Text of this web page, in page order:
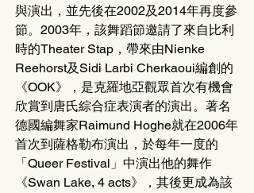
與演出，並先後在2002及2014年再度參
節。2003年，該舞蹈節邀請了來自比利
時的Theater Stap，帶來由Nienke
Reehorst及Sidi Larbi Cherkaoui編創的
《OOK》，是克羅地亞觀眾首次有機會
欣賞到唐氏綜合症表演者的演出。著名
德國編舞家Raimund Hoghe就在2006年
首次到薩格勒布演出，於每年一度的
「Queer Festival」中演出他的舞作
《Swan Lake, 4 acts》，其後更成為該